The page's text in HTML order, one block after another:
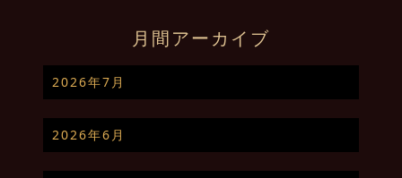
月間アーカイブ
2026年7月
2026年6月